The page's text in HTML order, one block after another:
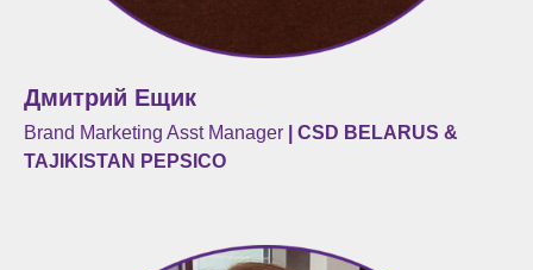
Дмитрий Ещик
Brand Marketing Asst Manager | CSD BELARUS &
TAJIKISTAN PEPSICO